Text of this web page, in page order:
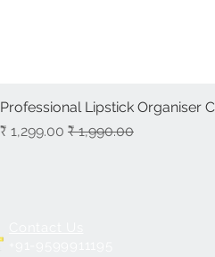
Professional Lipstick Organiser
سعر عادي سعر البيع